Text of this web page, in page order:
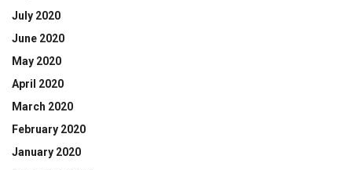
July 2020
June 2020
May 2020
April 2020
March 2020
February 2020
January 2020